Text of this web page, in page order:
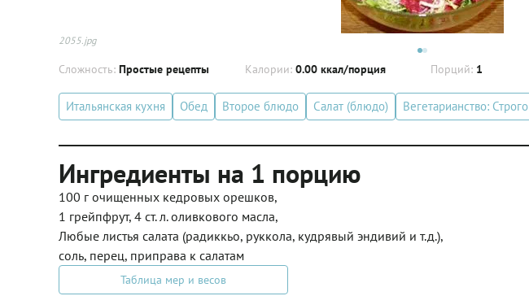
2055.jpg
Сложность: Простые рецепты Калории: 0.00 ккал/порция Порций: 1
Итальянская кухня Обед Второе блюдо Салат (блюдо) Вегетарианство: Строго
Ингредиенты на 1 порцию
100 г очищенных кедровых орешков,
1 грейпфрут, 4 ст. л. оливкового масла,
Любые листья салата (радиккьо, руккола, кудрявый эндивий и т.д.),
соль, перец, приправа к салатам
Таблица мер и весов